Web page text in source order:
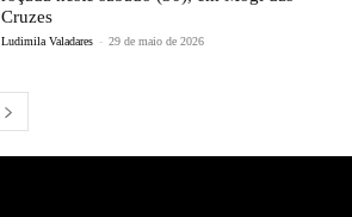
Cruzes
Ludimila Valadares - 29 de maio de 2026